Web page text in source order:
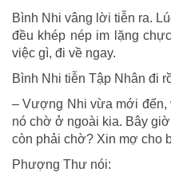
Bình Nhi vâng lời tiễn ra.
đều khép nép im lặng
việc gì, đi về ngay.
Bình Nhi tiễn Tập Nhân đi
– Vượng Nhi vừa mới đến,
nó chờ ở ngoài kia. Bây
còn phải chờ? Xin mợ cho
Phượng Thư nói: